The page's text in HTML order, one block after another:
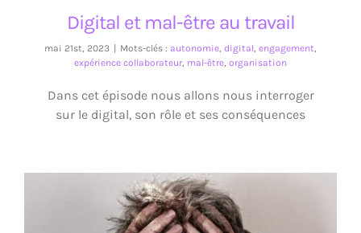
Digital et mal-être au travail
mai 21st, 2023 Mots-clés : autonomie, digital, engagement,
expérience collaborateur, mal-être, organisation
Dans cet épisode nous allons nous interroger
sur le digital, son rôle et ses conséquences